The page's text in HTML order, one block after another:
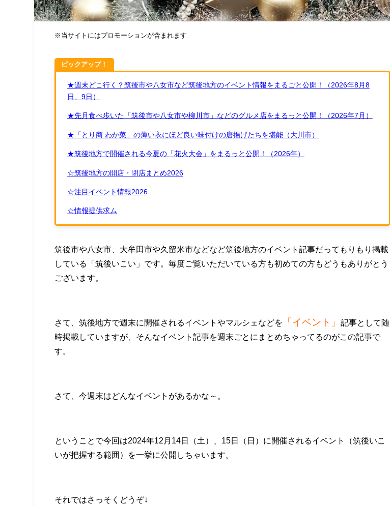
※当サイトにはプロモーションが含まれます
ピックアップ！
★週末どこ行く？筑後市や八女市など筑後地方のイベント情報をまるごと公開！（2026年8月8
日、9日）
★先月食べ歩いた「筑後市や八女市や柳川市」などのグルメ店をまるっと公開！（2026年7月）
★「とり商 わか菜」の薄い衣にほど良い味付けの唐揚げたちを堪能（大川市）
★筑後地方で開催される今夏の「花火大会」をまるっと公開！（2026年）
☆筑後地方の開店・閉店まとめ2026
☆注目イベント情報2026
☆情報提供求ム
筑後市や八女市、大牟田市や久留米市などなど筑後地方のイベント記事だってもりもり掲載
している「筑後いこい」です。毎度ご覧いただいている方も初めての方もどうもありがとう
ございます。
さて、筑後地方で週末に開催されるイベントやマルシェなどを 「イベント」記事として随
時掲載していますが、そんなイベント記事を週末ごとにまとめちゃってるのがこの記事で
す。
さて、今週末はどんなイベントがあるかな～。
ということで今回は2024年12月14日（土）、15日（日）に開催されるイベント（筑後いこ
いが把握する範囲）を一挙に公開しちゃいます。
それではさっそくどうぞ↓